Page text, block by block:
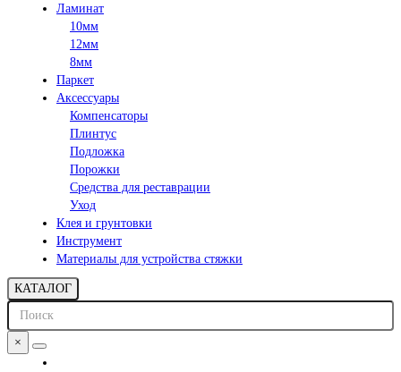
Ламинат
10мм
12мм
8мм
Паркет
Аксессуары
Компенсаторы
Плинтус
Подложка
Порожки
Средства для реставрации
Уход
Клея и грунтовки
Инструмент
Материалы для устройства стяжки
КАТАЛОГ
×